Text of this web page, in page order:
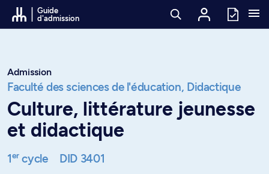
Passer au contenu
Guide
d'admission
Admission
Faculté des sciences de l'éducation, Didactique
Culture, littérature jeunesse
et didactique
1ercycle DID 3401